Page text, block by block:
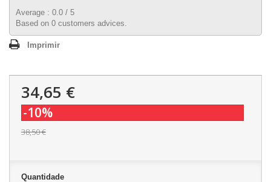
Average : 0.0 / 5
Based on 0 customers advices.
Imprimir
34,65 €
-10%
38,50 €
Quantidade